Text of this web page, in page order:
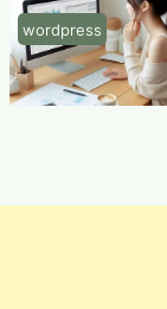
wordpress